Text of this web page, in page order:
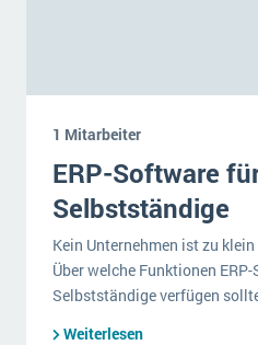
1 Mitarbeiter
ERP-Software
Selbstständige
Kein Unternehmen ist zu
Über welche Funktionen
Selbstständige verfügen
Weiterlesen